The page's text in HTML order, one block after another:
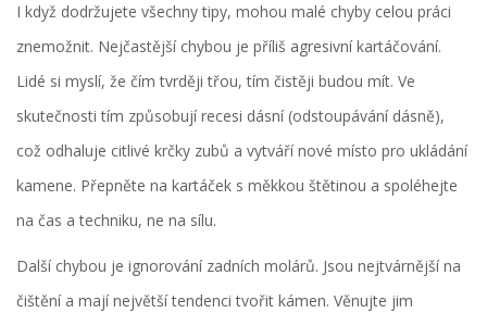
I když dodržujete všechny tipy, mohou malé chyby celou práci
znemožnit. Nejčastější chybou je příliš agresivní kartáčování.
Lidé si myslí, že čím tvrději třou, tím čistěji budou mít. Ve
skutečnosti tím způsobují recesi dásní (odstoupávání dásně),
což odhaluje citlivé krčky zubů a vytváří nové místo pro ukládání
kamene. Přepněte na kartáček s měkkou štětinou a spoléhejte
na čas a techniku, ne na sílu.
Další chybou je ignorování zadních molárů. Jsou nejtvárnější na
čištění a mají největší tendenci tvořit kámen. Věnujte jim